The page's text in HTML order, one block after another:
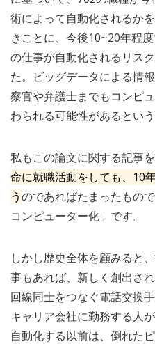
術によって自動化されるか
きことに、今後10~20年程
の仕事が自動化されるリス
た。ビッグデータによる情
察官や弁護士までもコンピ
わられる可能性があるという
私もこの論文に関する記事
命に就職活動をしても、10
うのであればたまったもの
コンピューター化」です。
しかし歴史全体を顧みると
事もあれば、新しく創出さ
回線同士をつなぐ電話交換
キャリア会社に勤務する人
自動化する以前は、倒れた